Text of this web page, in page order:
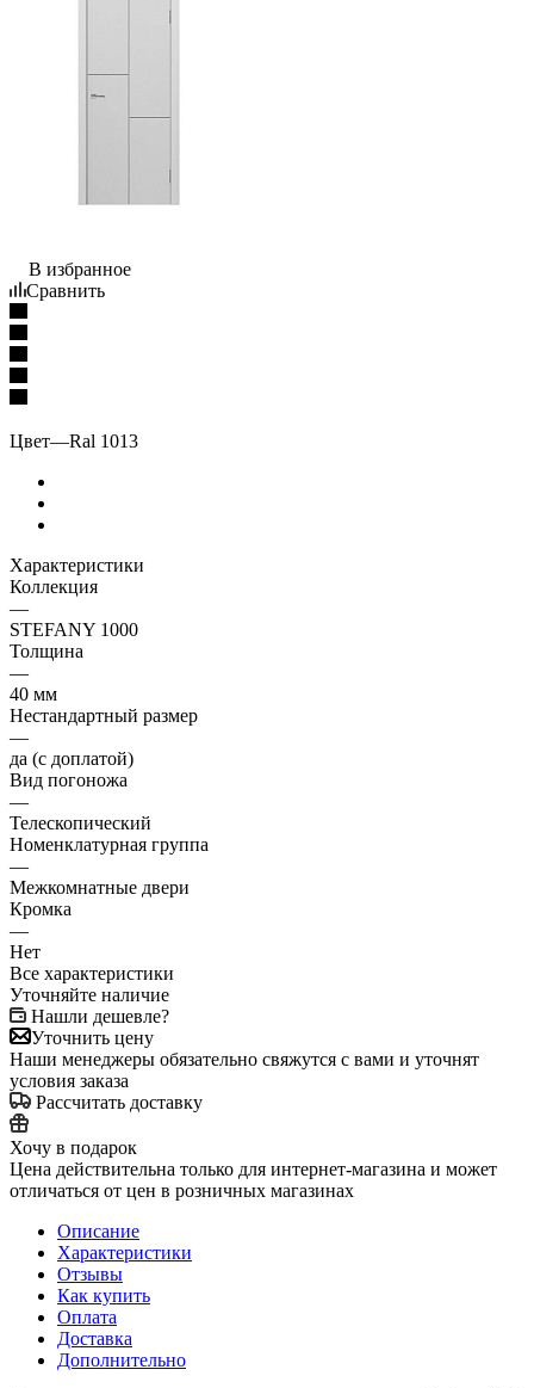
В избранное
Сравнить
Цвет—Ral 1013
Характеристики
Коллекция
—
STEFANY 1000
Толщина
—
40 мм
Нестандартный размер
—
да (с доплатой)
Вид погоножа
—
Телескопический
Номенклатурная группа
—
Межкомнатные двери
Кромка
—
Нет
Все характеристики
Уточняйте наличие
Нашли дешевле?
Уточнить цену
Наши менеджеры обязательно свяжутся с вами и уточнят
условия заказа
Рассчитать доставку
Хочу в подарок
Цена действительна только для интернет-магазина и может
отличаться от цен в розничных магазинах
Описание
Характеристики
Отзывы
Как купить
Оплата
Доставка
Дополнительно